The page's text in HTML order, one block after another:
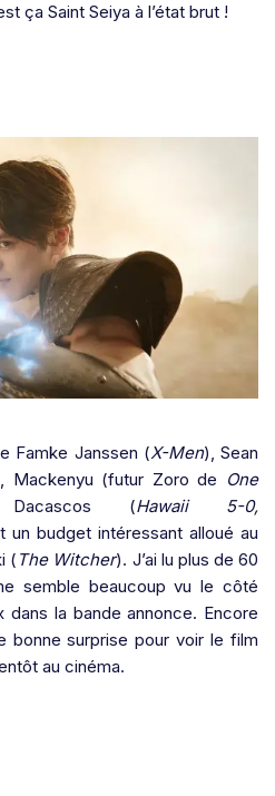
ça Saint Seiya à l’état brut !
Famke Janssen (X-Men), Sean
Mackenyu (futur Zoro de One
(Hawaii 5-0,
un budget intéressant alloué au
( The Witcher). J’ai lu plus de 60
semble beaucoup vu le côté
la bande annonce. Encore
bonne surprise pour voir le film
au cinéma.